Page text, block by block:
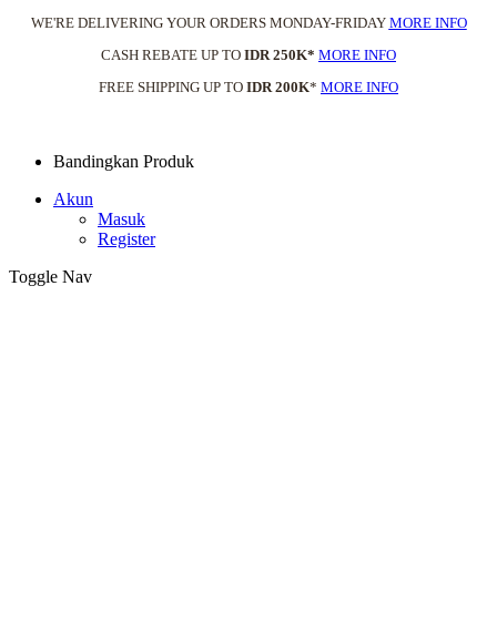
WE'RE DELIVERING YOUR ORDERS MONDAY-FRIDAY MORE INFO
CASH REBATE UP TO IDR 250K* MORE INFO
FREE SHIPPING UP TO IDR 200K* MORE INFO
Bandingkan Produk
Akun
Masuk
Register
Toggle Nav